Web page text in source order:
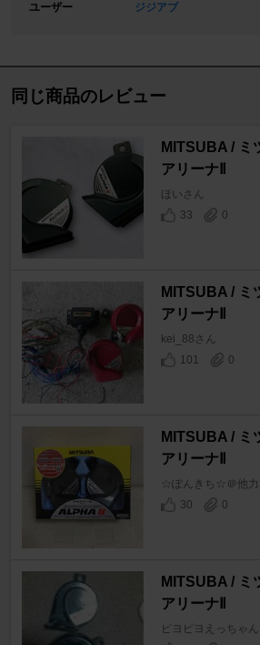
ユーザー
ジジアブ
同じ商品のレビュー
MITSUBA / ミ
アリーナⅡ
ほいさん
33
0
MITSUBA / ミ
アリーナⅡ
kei_88さん
101
0
MITSUBA / ミ
アリーナⅡ
☆ぽんきち☆＠他力
30
0
MITSUBA / ミ
アリーナⅡ
ピヨピヨえっちゃ